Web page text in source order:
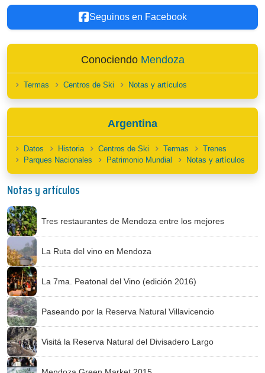
Seguinos en Facebook
Conociendo Mendoza
Termas Centros de Ski Notas y artículos
Argentina
Datos Historia Centros de Ski Termas
Trenes
Parques Nacionales
Patrimonio Mundial Notas y artículos
Notas y artículos
Tres restaurantes de Mendoza entre los mejores
La Ruta del vino en Mendoza
La 7ma. Peatonal del Vino (edición 2016)
Paseando por la Reserva Natural Villavicencio
Visitá la Reserva Natural del Divisadero Largo